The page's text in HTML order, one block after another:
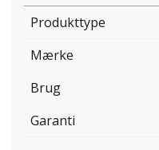
Produkttype
Mærke
Brug
Garanti